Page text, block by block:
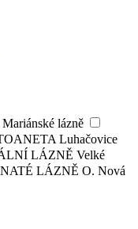
lázně
Luhačovice
LÁZNĚ Velké
LÁZNĚ O. Nová